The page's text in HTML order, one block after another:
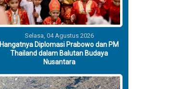
Selasa, 04 Agustus 2026
Hangatnya Diplomasi Prabowo dan PM
Thailand dalam Balutan Budaya
Nusantara